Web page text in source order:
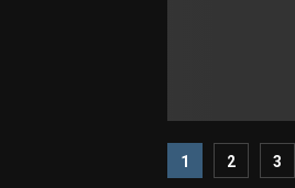
Paginasi
1 2 3